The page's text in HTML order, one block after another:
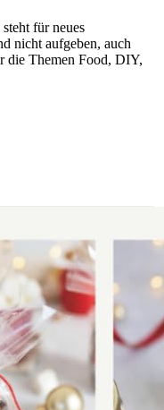
für neues
nicht aufgeben, auch
die Themen Food, DIY,